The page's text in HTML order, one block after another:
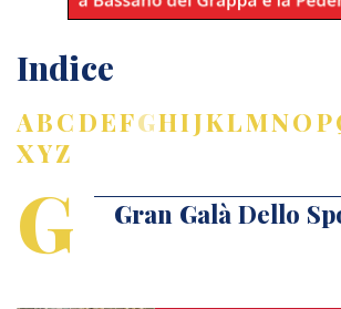
Indice
ABCDEFGHIJKLMNOP
XYZ
G Gran Galà Dello